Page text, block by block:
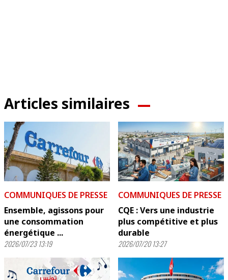
Articles similaires
COMMUNIQUES DE PRESSE
Ensemble, agissons pour
une consommation
énergétique ...
2026/07/23 13:19
COMMUNIQUES DE PRESSE
CQE : Vers une industrie
plus compétitive et plus
durable
2026/07/20 13:27